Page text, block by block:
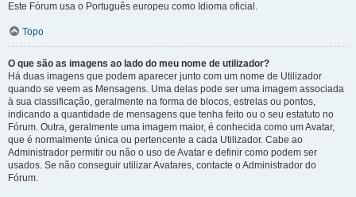
Este Fórum usa o Português europeu como Idioma oficial.
Topo
O que são as imagens ao lado do meu nome de utilizador?
Há duas imagens que podem aparecer junto com um nome de Utilizador
quando se veem as Mensagens. Uma delas pode ser uma imagem associada
à sua classificação, geralmente na forma de blocos, estrelas ou pontos,
indicando a quantidade de mensagens que tenha feito ou o seu estatuto no
Fórum. Outra, geralmente uma imagem maior, é conhecida como um Avatar,
que é normalmente única ou pertencente a cada Utilizador. Cabe ao
Administrador permitir ou não o uso de Avatar e definir como podem ser
usados. Se não conseguir utilizar Avatares, contacte o Administrador do
Fórum.